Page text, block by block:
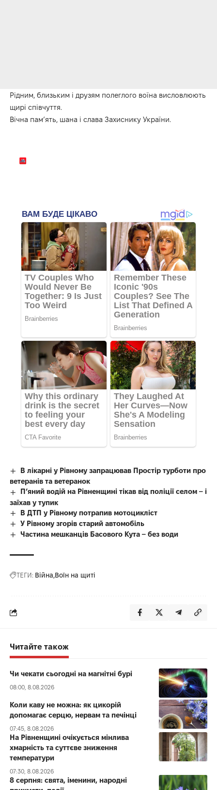
Рідним, близьким і друзям полеглого воїна висловлюють
щирі співчуття.
Вічна пам’ять, шана і слава Захиснику України.
В лікарні у Рівному запрацював Простір турботи про
ветеранів та ветеранок
П’яний водій на Рівненщині тікав від поліції селом – і
заїхав у тупик
В ДТП у Рівному потрапив мотоцикліст
У Рівному згорів старий автомобіль
Частина мешканців Басового Кута – без води
ТЕГИ: Війна Воїн на щиті
Читайте також
Чи чекати сьогодні на магнітні бурі
08:00, 8.08.2026
Коли каву не можна: як цикорій
допомагає серцю, нервам та печінці
07:45, 8.08.2026
На Рівненщині очікується мінлива
хмарність та суттєве зниження
температури
07:30, 8.08.2026
8 серпня: свята, іменини, народні